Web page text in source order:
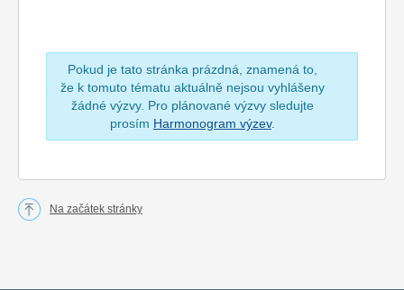
Pokud je tato stránka prázdná, znamená to,
že k tomuto tématu aktuálně nejsou vyhlášeny
žádné výzvy. Pro plánované výzvy sledujte
prosím Harmonogram výzev.
Na začátek stránky